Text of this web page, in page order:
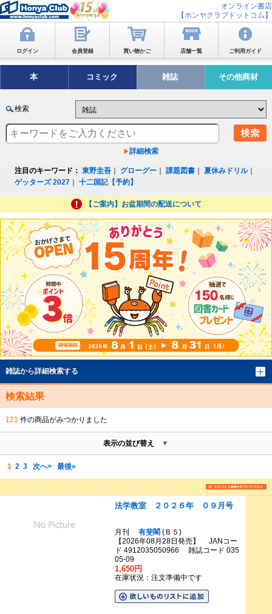
オンライン書店
【ホンヤクラブドットコム】
ログイン 会員登録 買い物かご 店舗一覧 ご利用ガイド
本 コミック 雑誌 その他商材
検索
詳細検索
注目のキーワード： 東野圭吾 グローグー ｜課題図書 ｜夏休みドリル｜
ゲッターズ 2027 ｜十二国記【予約】
【ご案内】お盆期間の配送について
雑誌から詳細検索する
検索結果
121 件の商品がみつかりました
表示の並び替え
1 2 3 次へ> 最後»
法学教室 ２０２６年 ０９月号
月刊 有斐閣 (Ｂ５)
【2026年08月28日発売】 JANコー
ド 4912035050966 雑誌コード 035
05-09
1,650円
在庫状況：注文準備中です